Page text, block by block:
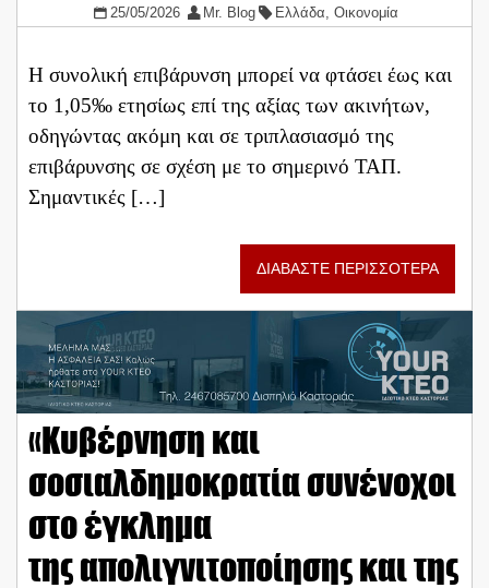
25/05/2026 Mr. Blog Ελλάδα,Οικονομία
Η συνολική επιβάρυνση μπορεί να φτάσει έως και
το 1,05‰ ετησίως επί της αξίας των ακινήτων,
οδηγώντας ακόμη και σε τριπλασιασμό της
επιβάρυνσης σε σχέση με το σημερινό ΤΑΠ.
Σημαντικές […]
ΔΙΑΒΑΣΤΕ ΠΕΡΙΣΣΟΤΕΡΑ
«Κυβέρνηση και
σοσιαλδημοκρατία συνένοχοι
στο έγκλημα
της απολιγνιτοποίησης και της